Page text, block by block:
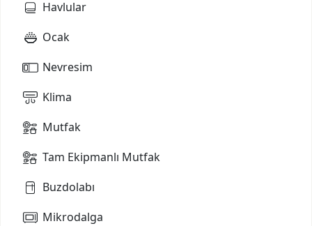
Havlular
Ocak
Nevresim
Klima
Mutfak
Tam Ekipmanlı Mutfak
Buzdolabı
Mikrodalga